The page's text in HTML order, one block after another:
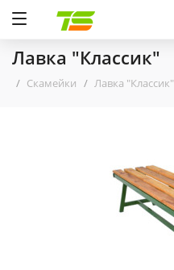
Лавка "Классик"
Скамейки Лавка "Классик"